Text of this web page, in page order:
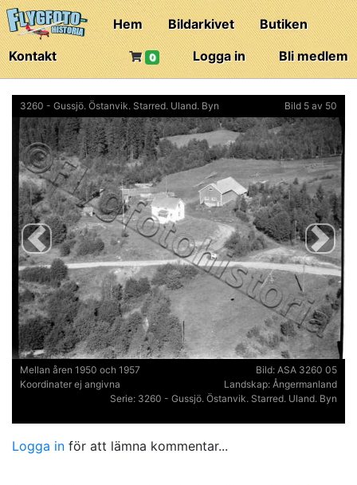
Hem Bildarkivet
Butiken
Kontakt
Bli medlem
Logga in
0
3260 - Gussjö. Östanvik. Starred. Uland. Byn Bild 5 av 50
Previous Next
Mellan åren 1950 och 1957 Bild: ASA 3260 05
Landskap: Ångermanland
Koordinater ej angivna
Serie: 3260 - Gussjö. Östanvik. Starred. Uland. Byn
Logga in för att lämna kommentar...